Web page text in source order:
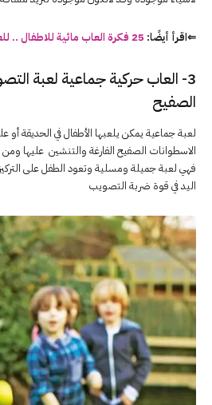
⇐اقرأ أيضًا: 25 فكرة العاب مائية للاطفال .. للعب طوال فصل الصيف
3- العاب حركية جماعية لعبة
الصفيح
لعبة جماعية يمكن يلعبها الأطفال في الحديقة
الاسطوانات الصفيح الفارغة والتنشين عليها ومن
فهي لعبة جميلة ومسلية وتعود الطفل على
اليد في قوة ضربة التصويب